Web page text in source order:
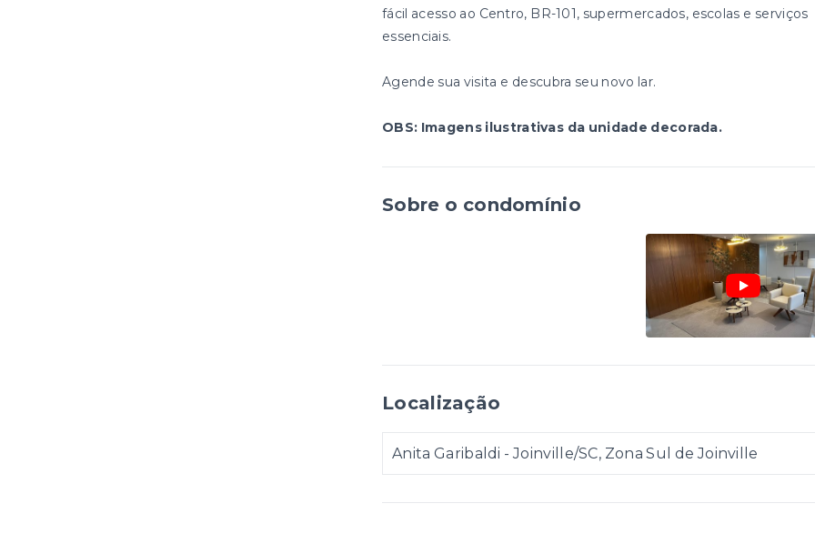
fácil acesso ao Centro, BR-101, supermercados, escolas e serviços
essenciais.
Agende sua visita e descubra seu novo lar.
OBS: Imagens ilustrativas da unidade decorada.
Sobre o condomínio
Localização
Anita Garibaldi - Joinville/SC, Zona Sul de Joinville